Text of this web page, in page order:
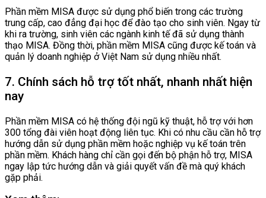
Phần mềm MISA được sử dụng phổ biến trong các trường
trung cấp, cao đẳng đại học để đào tạo cho sinh viên. Ngay từ
khi ra trường, sinh viên các ngành kinh tế đã sử dụng thành
thạo MISA. Đồng thời, phần mềm MISA cũng được kế toán và
quản lý doanh nghiệp ở Việt Nam sử dụng nhiều nhất.
7. Chính sách hỗ trợ tốt nhất, nhanh nhất hiện
nay
Phần mềm MISA có hệ thống đội ngũ kỹ thuật, hỗ trợ với hơn
300 tổng đài viên hoạt động liên tục. Khi có nhu cầu cần hỗ trợ
hướng dẫn sử dụng phần mềm hoặc nghiệp vụ kế toán trên
phần mềm. Khách hàng chỉ cần gọi đến bộ phận hỗ trợ, MISA
ngay lập tức hướng dẫn và giải quyết vấn đề mà quý khách
gặp phải.